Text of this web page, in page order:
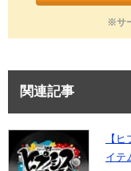
※サ
関連記事
【
イテ